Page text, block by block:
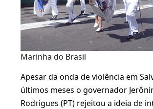
Marinha do Brasil
Apesar da onda de violência em
últimos meses o governador
Rodrigues (PT) rejeitou a ideia de